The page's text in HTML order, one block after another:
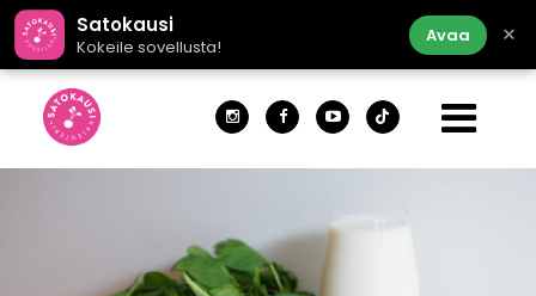
Satokausi
Kokeile sovellusta!
Avaa ×